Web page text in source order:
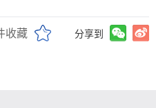
收藏 分享到